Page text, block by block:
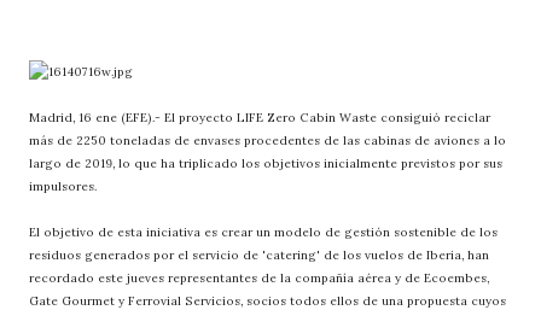
Madrid, 16 ene (EFE).- El proyecto LIFE Zero Cabin Waste consiguió reciclar
más de 2250 toneladas de envases procedentes de las cabinas de aviones a lo
largo de 2019, lo que ha triplicado los objetivos inicialmente previstos por sus
impulsores.
El objetivo de esta iniciativa es crear un modelo de gestión sostenible de los
residuos generados por el servicio de 'catering' de los vuelos de Iberia, han
recordado este jueves representantes de la compañía aérea y de Ecoembes,
Gate Gourmet y Ferrovial Servicios, socios todos ellos de una propuesta cuyos